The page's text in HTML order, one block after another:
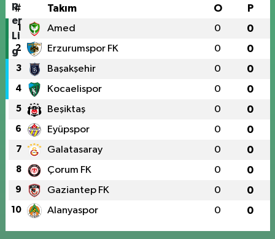
# Takım O P
1 Amed 0 0
2 Erzurumspor FK 0 0
3 Başakşehir 0 0
4 Kocaelispor 0 0
5 Beşiktaş 0 0
6 Eyüpspor 0 0
7 Galatasaray 0 0
8 Çorum FK 0 0
9 Gaziantep FK 0 0
10 Alanyaspor 0 0